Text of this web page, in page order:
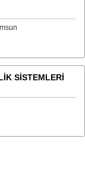
SİSTEMLERİ